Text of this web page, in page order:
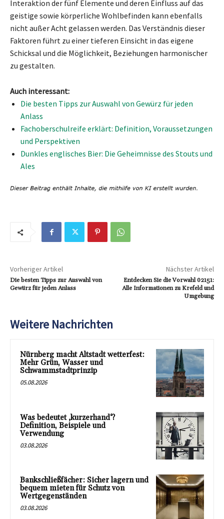
Interaktion der fünf Elemente und deren Einfluss auf das
geistige sowie körperliche Wohlbefinden kann ebenfalls
nicht außer Acht gelassen werden. Das Verständnis dieser
Faktoren führt zu einer tieferen Einsicht in das eigene
Schicksal und die Möglichkeit, Beziehungen harmonischer
zu gestalten.
Auch interessant:
Die besten Tipps zur Auswahl von Gewürz für jeden
Anlass
Fachoberschulreife erklärt: Definition, Voraussetzungen
und Perspektiven
Dunkles englisches Bier: Die Geheimnisse des Stouts und
Ales
Vorheriger Artikel
Die besten Tipps zur Auswahl von
Gewürz für jeden Anlass
Nächster Artikel
Entdecken Sie die Vorwahl 02151:
Alle Informationen zu Krefeld und
Umgebung
Weitere Nachrichten
Nürnberg macht Altstadt wetterfest:
Mehr Grün, Wasser und
Schwammstadtprinzip
05.08.2026
Was bedeutet ‚kurzerhand‘?
Definition, Beispiele und
Verwendung
03.08.2026
Bankschließfächer: Sicher lagern und
bequem mieten für Schutz von
Wertgegenständen
03.08.2026